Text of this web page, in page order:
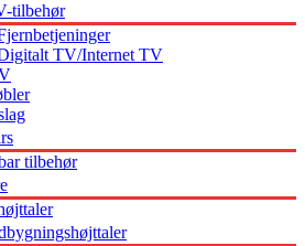
tilbehør
TV/Internet TV
tilbehør